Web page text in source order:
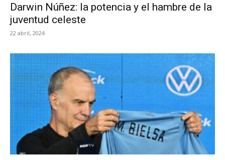
Darwin Núñez: la potencia y el hambre de la
juventud celeste
22 abril, 2024